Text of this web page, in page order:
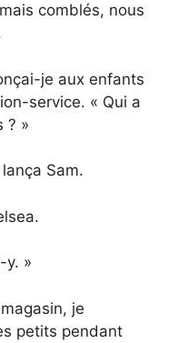
comblés, nous
je aux enfants
service. « Qui a
? »
Sam.
y. »
je
petits pendant